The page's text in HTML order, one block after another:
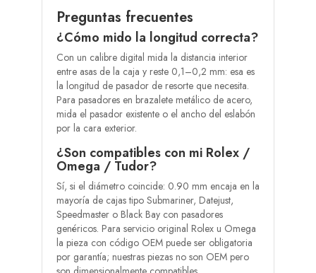
Preguntas frecuentes
¿Cómo mido la longitud correcta?
Con un calibre digital mida la distancia interior
entre asas de la caja y reste 0,1–0,2 mm: esa es
la longitud de pasador de resorte que necesita.
Para pasadores en brazalete metálico de acero,
mida el pasador existente o el ancho del eslabón
por la cara exterior.
¿Son compatibles con mi Rolex /
Omega / Tudor?
Sí, si el diámetro coincide: 0.90 mm encaja en la
mayoría de cajas tipo Submariner, Datejust,
Speedmaster o Black Bay con pasadores
genéricos. Para servicio original Rolex u Omega
la pieza con código OEM puede ser obligatoria
por garantía; nuestras piezas no son OEM pero